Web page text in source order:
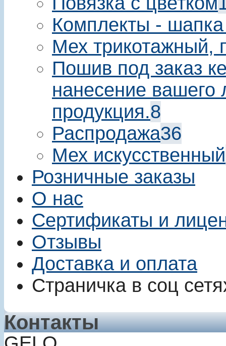
Комплекты -
Мех трикотажный,
Пошив под заказ
нанесение вашего
продукция.8
Распродажа36
Мех искусственный
Розничные заказы
О нас
Сертификаты и
Отзывы
Доставка и оплата
Страничка в соц
Контакты